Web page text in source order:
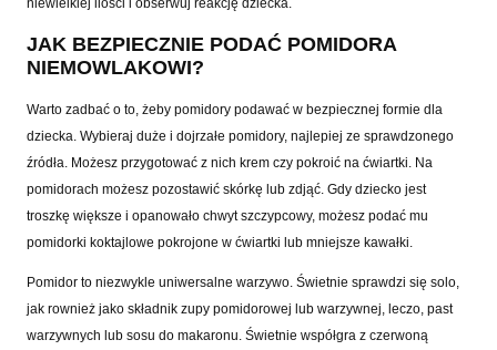
niewielkiej ilości i obserwuj reakcję dziecka.
JAK BEZPIECZNIE PODAĆ POMIDORA
NIEMOWLAKOWI?
Warto zadbać o to, żeby pomidory podawać w bezpiecznej formie dla
dziecka. Wybieraj duże i dojrzałe pomidory, najlepiej ze sprawdzonego
źródła. Możesz przygotować z nich krem czy pokroić na ćwiartki. Na
pomidorach możesz pozostawić skórkę lub zdjąć. Gdy dziecko jest
troszkę większe i opanowało chwyt szczypcowy, możesz podać mu
pomidorki koktajlowe pokrojone w ćwiartki lub mniejsze kawałki.
Pomidor to niezwykle uniwersalne warzywo. Świetnie sprawdzi się solo,
jak rownież jako składnik zupy pomidorowej lub warzywnej, leczo, past
warzywnych lub sosu do makaronu. Świetnie współgra z czerwoną